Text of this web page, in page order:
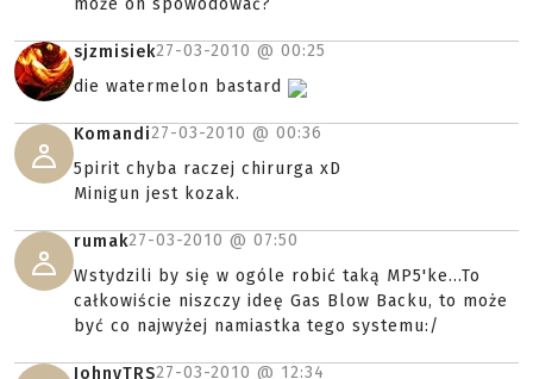
może on spowodować?
sjzmisiek27-03-2010 @ 00:25
die watermelon bastard
Komandi27-03-2010 @ 00:36
5pirit chyba raczej chirurga xD
Minigun jest kozak.
rumak27-03-2010 @ 07:50
Wstydzili by się w ogóle robić taką MP5'ke...To
całkowiście niszczy ideę Gas Blow Backu, to może
być co najwyżej namiastka tego systemu:/
JohnyTRS27-03-2010 @ 12:34